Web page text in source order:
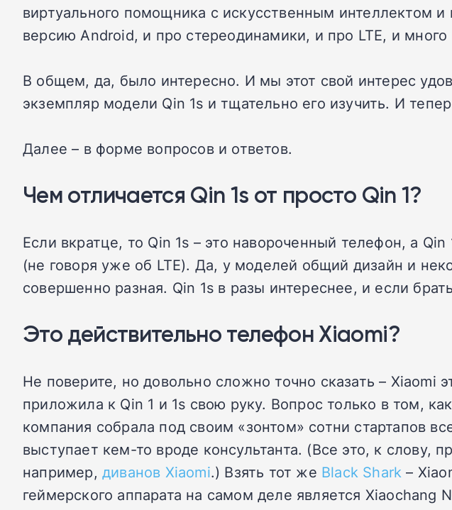
виртуального помощника с искусственным интеллектом
версию Android, и про стереодинамики, и про LTE, и
В общем, да, было интересно. И мы этот свой интерес
экземпляр модели Qin 1s и тщательно его изучить. И
Далее – в форме вопросов и ответов.
Чем отличается Qin 1s от просто Qin 1?
Если вкратце, то Qin 1s – это навороченный телефон, а
(не говоря уже об LTE). Да, у моделей общий дизайн и
совершенно разная. Qin 1s в разы интереснее, и если
Это действительно телефон Xiaomi?
Не поверите, но довольно сложно точно сказать –
приложила к Qin 1 и 1s свою руку. Вопрос только в том,
компания собрала под своим «зонтом» сотни стартапов
выступает кем-то вроде консультанта. (Все это, к
например, диванов Xiaomi.) Взять тот же Black Shark –
геймерского аппарата на самом деле является Xiaochang